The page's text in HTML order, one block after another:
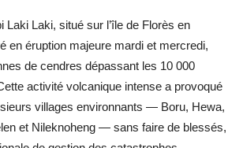
Laki Laki, situé sur l’île de Florès en
en éruption majeure mardi et mercredi,
de cendres dépassant les 10 000
activité volcanique intense a provoqué
villages environnants — Boru, Hewa,
et Nileknoheng — sans faire de blessés,